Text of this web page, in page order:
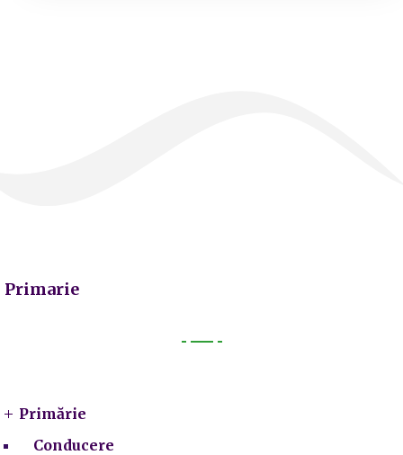
Primarie
Primărie
Conducere